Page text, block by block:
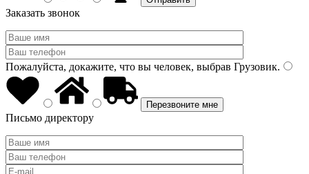
Заказать звонок
Пожалуйста, докажите, что вы человек, выбрав Грузовик.
Письмо директору